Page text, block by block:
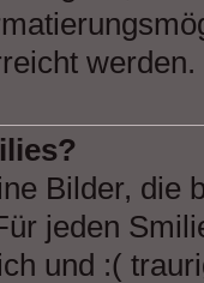
werden.
Bilder, die
jeden
und :(